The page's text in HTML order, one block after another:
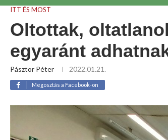
ITT ÉS MOST
Oltottak,
egyaránt
Pásztor Péter 2022.01.21.
Megosztás a Facebook-on